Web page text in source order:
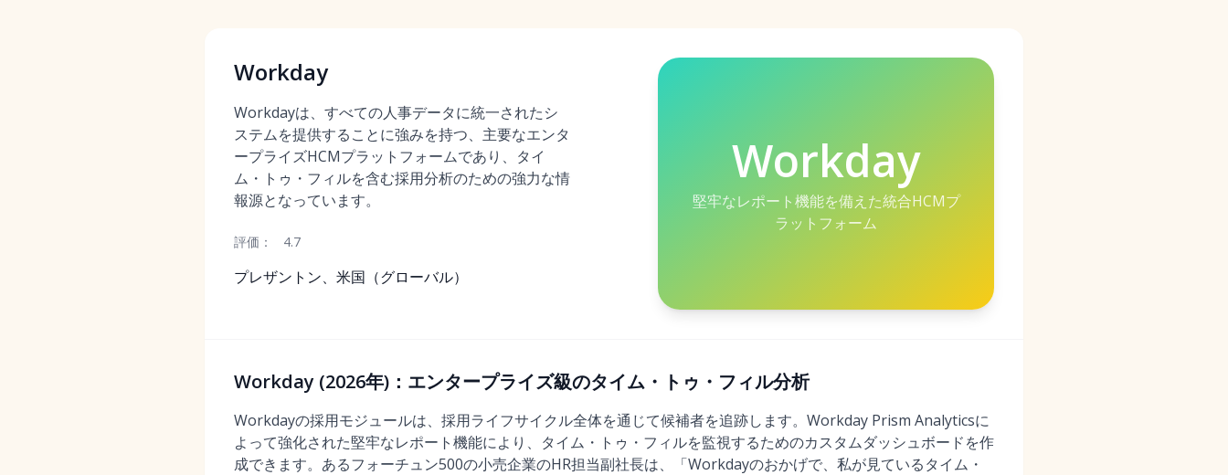
Workday
Workdayは、すべての人事データに統一されたシ
ステムを提供することに強みを持つ、主要なエンタ
ープライズHCMプラットフォームであり、タイ
ム・トゥ・フィルを含む採用分析のための強力な情
報源となっています。
評価： 4.7
プレザントン、米国（グローバル）
Workday
堅牢なレポート機能を備えた統合HCMプ
ラットフォーム
Workday (2026年)：エンタープライズ級のタイム・トゥ・フィル分析
Workdayの採用モジュールは、採用ライフサイクル全体を通じて候補者を追跡します。Workday Prism Analyticsに
よって強化された堅牢なレポート機能により、タイム・トゥ・フィルを監視するためのカスタムダッシュボードを作
成できます。あるフォーチュン500の小売企業のHR担当副社長は、「Workdayのおかげで、私が見ているタイム・